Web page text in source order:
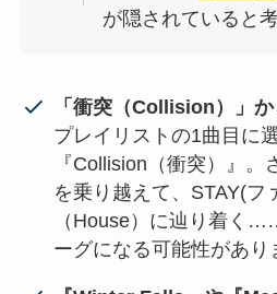
が隠されていると
「衝突（Collision）」
プレイリストの1曲目に
『Collision（衝突）』
を乗り越えて、STAY(フ
（House）に辿り着く
ーグになる可能性があり